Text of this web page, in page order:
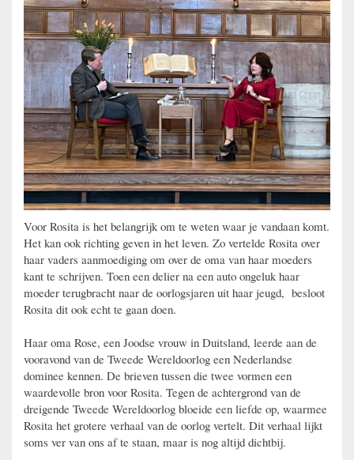
Voor Rosita is het belangrijk om te weten waar je vandaan komt.
Het kan ook richting geven in het leven. Zo vertelde Rosita over
haar vaders aanmoediging om over de oma van haar moeders
kant te schrijven. Toen een delier na een auto ongeluk haar
moeder terugbracht naar de oorlogsjaren uit haar jeugd, besloot
Rosita dit ook echt te gaan doen.
Haar oma Rose, een Joodse vrouw in Duitsland, leerde aan de
vooravond van de Tweede Wereldoorlog een Nederlandse
dominee kennen. De brieven tussen die twee vormen een
waardevolle bron voor Rosita. Tegen de achtergrond van de
dreigende Tweede Wereldoorlog bloeide een liefde op, waarmee
Rosita het grotere verhaal van de oorlog vertelt. Dit verhaal lijkt
soms ver van ons af te staan, maar is nog altijd dichtbij.